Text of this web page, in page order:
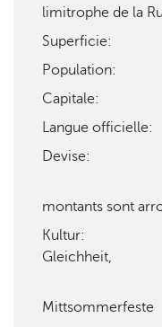
limitrophe de la
Superficie:
Population:
Capitale:
Langue
Devise:
(il n’y a pas
montants sont
Kultur:
Gleichheit,
Mittsommerfeste